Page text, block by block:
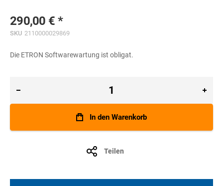
290,00 €
SKU 2110000029869
Die ETRON Softwarewartung ist obligat.
In den Warenkorb
Teilen